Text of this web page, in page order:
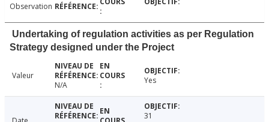
Observation
Undertaking of regulation activities as per Regulation
Strategy designed under the Project
Valeur
N/A
Yes
31